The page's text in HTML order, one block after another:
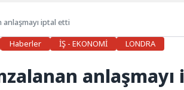
iptal etti
Haberler İŞ - EKONOMİ
LONDRA
anlaşmayı